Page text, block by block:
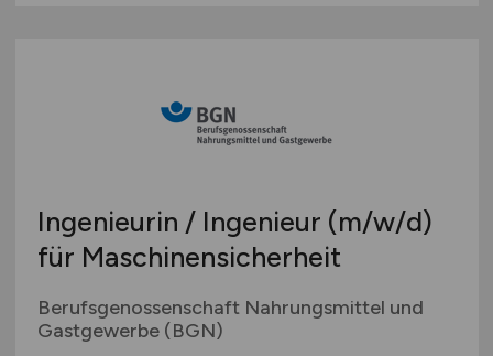
Ingenieurin / Ingenieur (m/w/d)
für Maschinensicherheit
Berufsgenossenschaft Nahrungsmittel und
Gastgewerbe (BGN)